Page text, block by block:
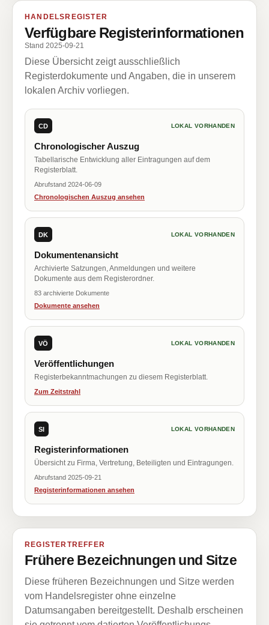
HANDELSREGISTER
Verfügbare Registerinformationen
Stand 2025-09-21
Diese Übersicht zeigt ausschließlich
Registerdokumente und Angaben, die in unserem
lokalen Archiv vorliegen.
CD LOKAL VORHANDEN
Chronologischer Auszug
Tabellarische Entwicklung aller Eintragungen auf dem
Registerblatt.
Abrufstand 2024-06-09
Chronologischen Auszug ansehen
DK LOKAL VORHANDEN
Dokumentenansicht
Archivierte Satzungen, Anmeldungen und weitere
Dokumente aus dem Registerordner.
83 archivierte Dokumente
Dokumente ansehen
VÖ LOKAL VORHANDEN
Veröffentlichungen
Registerbekanntmachungen zu diesem Registerblatt.
Zum Zeitstrahl
SI LOKAL VORHANDEN
Registerinformationen
Übersicht zu Firma, Vertretung, Beteiligten und Eintragungen.
Abrufstand 2025-09-21
Registerinformationen ansehen
REGISTERTREFFER
Frühere Bezeichnungen und Sitze
Diese früheren Bezeichnungen und Sitze werden
vom Handelsregister ohne einzelne
Datumsangaben bereitgestellt. Deshalb erscheinen